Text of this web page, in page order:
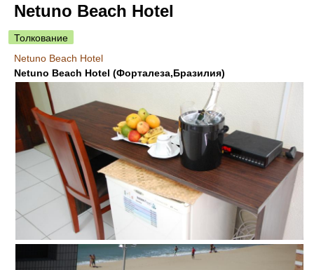
Netuno Beach Hotel
Толкование
Netuno Beach Hotel
Netuno Beach Hotel (Форталеза,Бразилия)